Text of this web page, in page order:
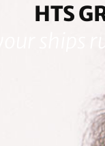
HTS
your ships